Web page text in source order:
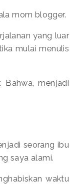
mom blogger.
yang luar
mulai menulis
Bahwa, menjadi
seorang ibu
saya alami.
waktu